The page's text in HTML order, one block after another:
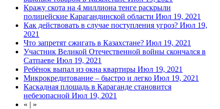
Кражу скота на 4 миллиона тенге раскрыли
полицейские Карагандинской области Июл 19, 2021
Как действовать в случае поступления угроз? Июл 19,
2021
Что запретят сжигать в Казахстане? Июл 19, 2021
Участник Великой Отечественной войны скончался в
Сатпаеве Июл 19, 2021
Ребёнок выпал из окна квартиры Июл 19, 2021
Микрокредитование – быстро и легко Июл 19, 2021
Каскадная площадь в Караганде становится
небезопасной Июл 19, 2021
« | »